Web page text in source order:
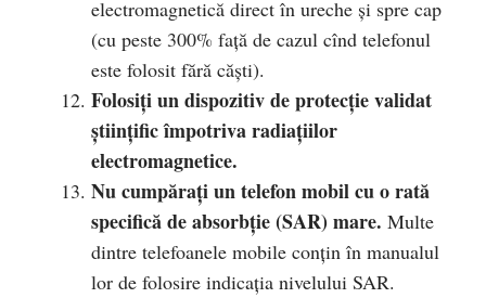
electromagnetică direct în ureche şi spre cap
(cu peste 300% faţă de cazul cînd telefonul
este folosit fără căşti).
Folosiţi un dispozitiv de protecţie validat
ştiinţific împotriva radiaţiilor
electromagnetice.
Nu cumpăraţi un telefon mobil cu o rată
specifică de absorbţie (SAR) mare. Multe
dintre telefoanele mobile conţin în manualul
lor de folosire indicaţia nivelului SAR.